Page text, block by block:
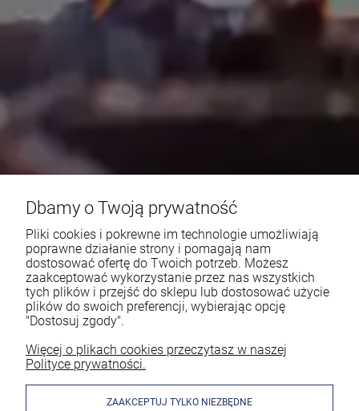
Dbamy o Twoją prywatność
Pliki cookies i pokrewne im technologie umożliwiają
poprawne działanie strony i pomagają nam
dostosować ofertę do Twoich potrzeb. Możesz
zaakceptować wykorzystanie przez nas wszystkich
tych plików i przejść do sklepu lub dostosować użycie
plików do swoich preferencji, wybierając opcję
"Dostosuj zgody".
Więcej o plikach cookies przeczytasz w naszej
Polityce prywatności.
ZAAKCEPTUJ TYLKO NIEZBĘDNE